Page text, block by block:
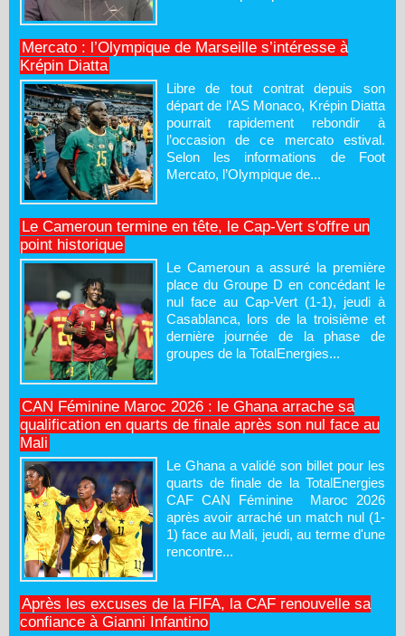
Mercato : l’Olympique de Marseille s’intéresse à
Krépin Diatta
Libre de tout contrat depuis son
départ de l’AS Monaco, Krépin Diatta
pourrait rapidement rebondir à
l’occasion de ce mercato estival.
Selon les informations de Foot
Mercato, l’Olympique de...
Le Cameroun termine en tête, le Cap-Vert s'offre un
point historique
Le Cameroun a assuré la première
place du Groupe D en concédant le
nul face au Cap-Vert (1-1), jeudi à
Casablanca, lors de la troisième et
dernière journée de la phase de
groupes de la TotalEnergies...
CAN Féminine Maroc 2026 : le Ghana arrache sa
qualification en quarts de finale après son nul face au
Mali
Le Ghana a validé son billet pour les
quarts de finale de la TotalEnergies
CAF CAN Féminine Maroc 2026
après avoir arraché un match nul (1-
1) face au Mali, jeudi, au terme d'une
rencontre...
Après les excuses de la FIFA, la CAF renouvelle sa
confiance à Gianni Infantino